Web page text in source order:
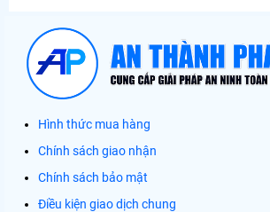
Hình thức mua hàng
Chính sách giao nhận
Chính sách bảo mật
Điều kiện giao dịch chung